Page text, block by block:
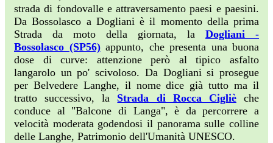
strada di fondovalle e attraversamento paesi e paesini.
Da Bossolasco a Dogliani è il momento della prima
Strada da moto della giornata, la Dogliani -
Bossolasco (SP56) appunto, che presenta una buona
dose di curve: attenzione però al tipico asfalto
langarolo un po' scivoloso. Da Dogliani si prosegue
per Belvedere Langhe, il nome dice già tutto ma il
tratto successivo, la Strada di Rocca Ciglièche
conduce al "Balcone di Langa", è da percorrere a
velocità moderata godendosi il panorama sulle colline
delle Langhe, Patrimonio dell'Umanità UNESCO.